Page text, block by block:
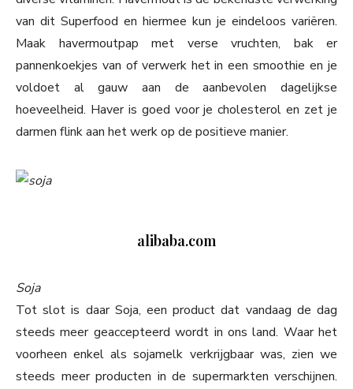
van dit Superfood en hiermee kun je eindeloos variëren.
Maak havermoutpap met verse vruchten, bak er
pannenkoekjes van of verwerk het in een smoothie en je
voldoet al gauw aan de aanbevolen dagelijkse
hoeveelheid. Haver is goed voor je cholesterol en zet je
darmen flink aan het werk op de positieve manier.
alibaba.com
Soja
Tot slot is daar Soja, een product dat vandaag de dag
steeds meer geaccepteerd wordt in ons land. Waar het
voorheen enkel als sojamelk verkrijgbaar was, zien we
steeds meer producten in de supermarkten verschijnen.